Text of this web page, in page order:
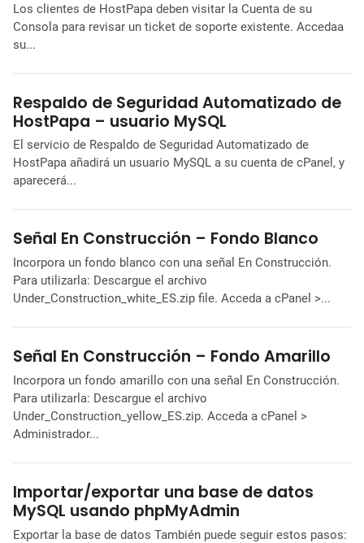
Los clientes de HostPapa deben visitar la Cuenta de su
Consola para revisar un ticket de soporte existente. Accedaa
su...
Respaldo de Seguridad Automatizado de
HostPapa – usuario MySQL
El servicio de Respaldo de Seguridad Automatizado de
HostPapa añadirá un usuario MySQL a su cuenta de cPanel, y
aparecerá...
Señal En Construcción – Fondo Blanco
Incorpora un fondo blanco con una señal En Construcción.
Para utilizarla: Descargue el archivo
Under_Construction_white_ES.zip file. Acceda a cPanel >...
Señal En Construcción – Fondo Amarillo
Incorpora un fondo amarillo con una señal En Construcción.
Para utilizarla: Descargue el archivo
Under_Construction_yellow_ES.zip. Acceda a cPanel >
Administrador...
Importar/exportar una base de datos
MySQL usando phpMyAdmin
Exportar la base de datos También puede seguir estos pasos: